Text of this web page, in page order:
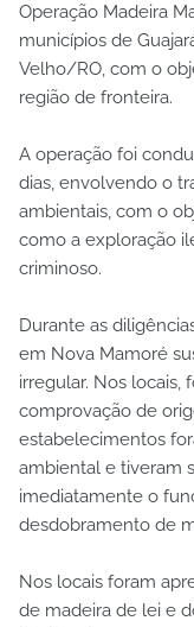
Operação Madeira
municípios de
Velho/RO, com o
região de fronteira.
A operação foi
dias, envolvendo o
ambientais, com o
como a exploração
criminoso.
Durante as
em Nova Mamoré
irregular. Nos locais,
comprovação de
estabelecimentos
ambiental e tiveram
imediatamente o
desdobramento de
Nos locais foram
de madeira de lei e